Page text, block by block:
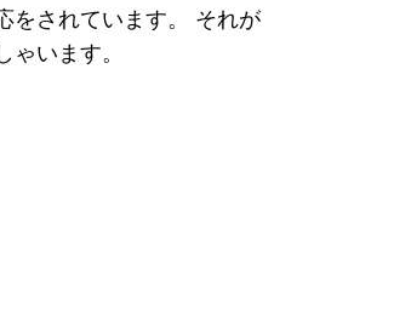
をされています。 それが
います。